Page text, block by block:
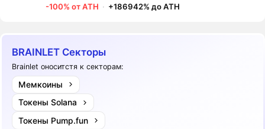
-100% от ATH · +186942% до ATH
BRAINLET Секторы
Brainlet оноситстя к секторам:
Мемкоины
Токены Solana
Токены Pump.fun